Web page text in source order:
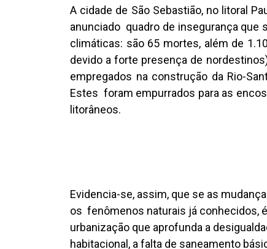
A cidade de São Sebastião, no litoral
anunciado quadro de insegurança que
climáticas: são 65 mortes, além de
devido a forte presença de
empregados na construção da Rio-
Estes foram empurrados para as
litorâneos.
Evidencia-se, assim, que se as
os fenômenos naturais já conhecidos,
urbanização que aprofunda a
habitacional, a falta de saneamento